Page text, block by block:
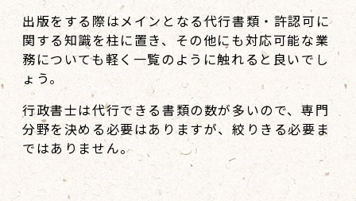
出版をする際はメインとなる代行書類・許認可に
関する知識を柱に置き、その他にも対応可能な業
務についても軽く一覧のように触れると良いでし
ょう。
行政書士は代行できる書類の数が多いので、専門
分野を決める必要はありますが、絞りきる必要ま
ではありません。